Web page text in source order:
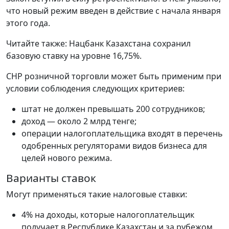
что новый режим введен в действие с начала января
этого года.
Читайте также: Нацбанк Казахстана сохранил
базовую ставку на уровне 16,75%.
СНР розничной торговли может быть применим при
условии соблюдения следующих критериев:
штат не должен превышать 200 сотрудников;
доход — около 2 млрд тенге;
операции налогоплательщика входят в перечень
одобренных регуляторами видов бизнеса для
целей нового режима.
Варианты ставок
Могут применяться такие налоговые ставки:
4% на доходы, которые налогоплательщик